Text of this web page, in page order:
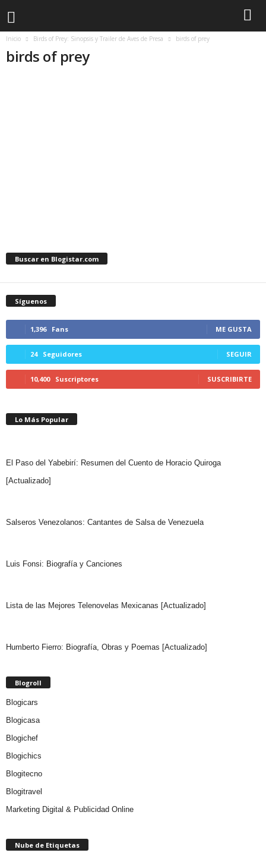
Inicio Birds of Prey: Sinopsis y Trailer de Aves de Presa birds of prey
birds of prey
Buscar en Blogistar.com
Síguenos
1,396 Fans ME GUSTA
24 Seguidores SEGUIR
10,400 Suscriptores SUSCRIBIRTE
Lo Más Popular
El Paso del Yabebirí: Resumen del Cuento de Horacio Quiroga
[Actualizado]
Salseros Venezolanos: Cantantes de Salsa de Venezuela
Luis Fonsi: Biografía y Canciones
Lista de las Mejores Telenovelas Mexicanas [Actualizado]
Humberto Fierro: Biografía, Obras y Poemas [Actualizado]
Blogroll
Blogicars
Blogicasa
Blogichef
Blogichics
Blogitecno
Blogitravel
Marketing Digital & Publicidad Online
Nube de Etiquetas